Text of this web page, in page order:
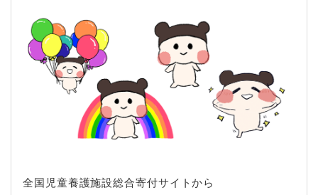
全国児童養護施設総合寄付サイトから